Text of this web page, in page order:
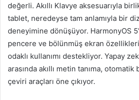
değerli. Akıllı Klavye aksesuarıyla
tablet, neredeyse tam anlamıyla bir
deneyimine dönüşüyor. HarmonyOS
pencere ve bölünmüş ekran
odaklı kullanımı destekliyor. Yapay
arasında akıllı metin tanıma,
çeviri araçları öne çıkıyor.